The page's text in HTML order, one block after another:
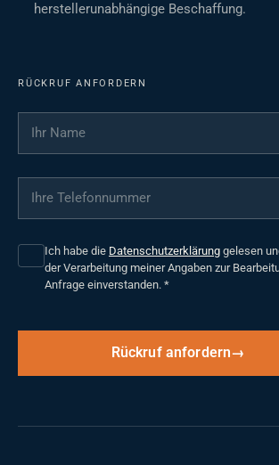
herstellerunabhängige Beschaffung.
RÜCKRUF ANFORDERN
Ihr Name
Ihre Telefonnummer
Ich habe die Datenschutzerklärung gelesen
der Verarbeitung meiner Angaben zur
Anfrage einverstanden. *
Rückruf anfordern